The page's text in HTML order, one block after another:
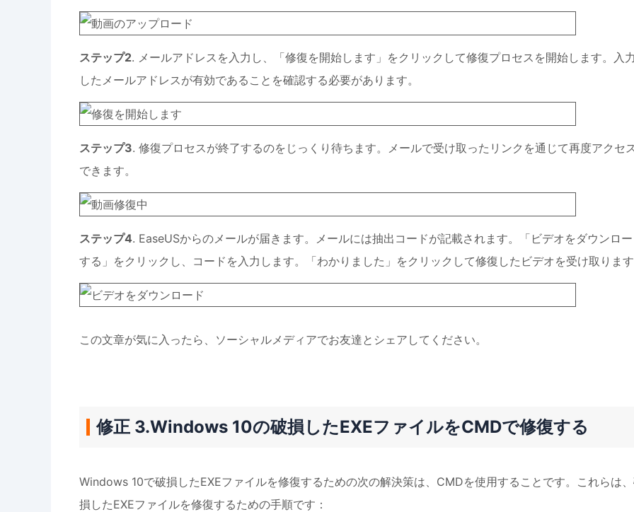
ステップ2. メールアドレスを入力し、「修復を開始します」をクリックして修復プロセスを開始します。入力
したメールアドレスが有効であることを確認する必要があります。
ステップ3. 修復プロセスが終了するのをじっくり待ちます。メールで受け取ったリンクを通じて再度アクセ
できます。
ステップ4. EaseUSからのメールが届きます。メールには抽出コードが記載されます。「ビデオをダウンロー
する」をクリックし、コードを入力します。「わかりました」をクリックして修復したビデオを受け取ります
この文章が気に入ったら、ソーシャルメディアでお友達とシェアしてください。
修正 3.Windows 10の破損したEXEファイルをCMDで修復する
Windows 10で破損したEXEファイルを修復するための次の解決策は、CMDを使用することです。これらは
損したEXEファイルを修復するための手順です：